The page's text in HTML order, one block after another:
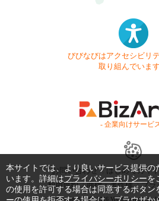
びびなびはアクセシビリ
取り組んでいます
- 企業向けサービ
お問い合わせ はじめてガイ
利用規約
商標・著作権 プラ
Copyright © 1999-2026 Vivid Navigation,
本サイトでは、より良いサービス提供の
います。詳細はプライバシーポリシーを
の使用を許可する場合は同意するボタン